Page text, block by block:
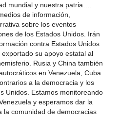
mundial y nuestra patria….
de información,
sobre los eventos
de los Estados Unidos. Irán
contra Estados Unidos
su apoyo estatal al
Rusia y China también
en Venezuela, Cuba
a la democracia y los
Unidos. Estamos monitoreando
y esperamos dar la
la comunidad de democracias